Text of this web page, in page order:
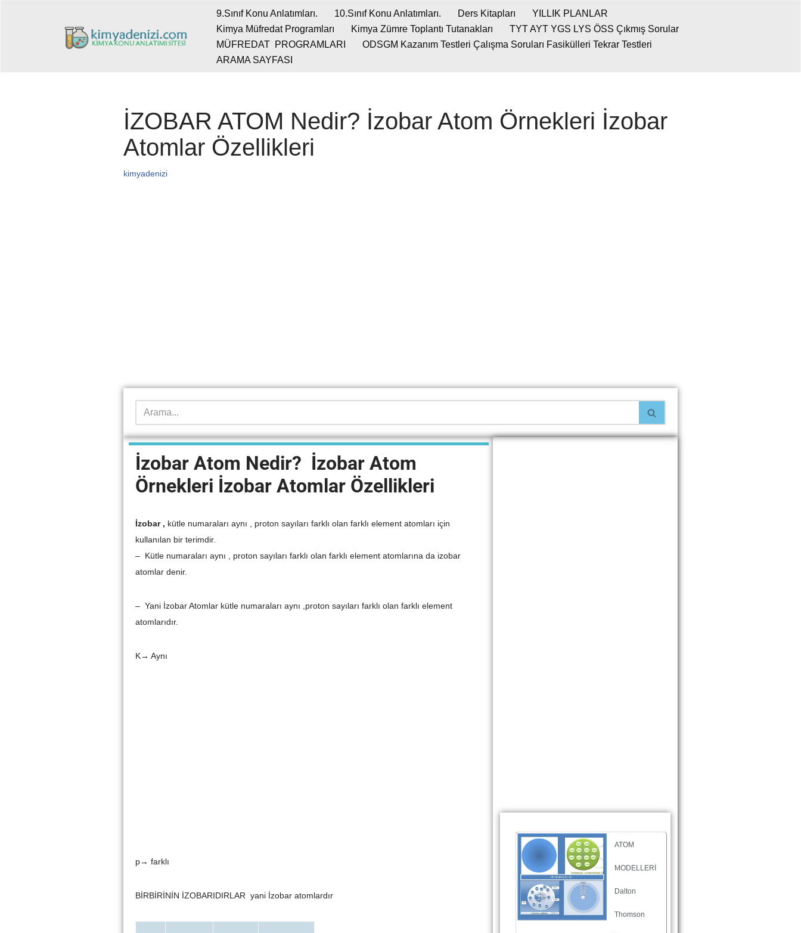
9.Sınıf Konu Anlatımları. 10.Sınıf Konu Anlatımları. Ders Kitapları
YILLIK PLANLAR
Kimya Müfredat Programları
Kimya Zümre Toplantı Tutanakları
TYT AYT YGS LYS ÖSS Çıkmış Sorular
MÜFREDAT PROGRAMLARI
ODSGM Kazanım Testleri Çalışma Soruları Fasikülleri Tekrar Testleri
ARAMA SAYFASI
İZOBAR ATOM Nedir? İzobar Atom Örnekleri İzobar
Atomlar Özellikleri
kimyadenizi
İzobar Atom Nedir? İzobar Atom
Örnekleri İzobar Atomlar Özellikleri
İzobar , kütle numaraları aynı , proton sayıları farklı olan farklı element atomları için
kullanılan bir terimdir.
– Kütle numaraları aynı , proton sayıları farklı olan farklı element atomlarına da izobar
atomlar denir.
– Yani İzobar Atomlar kütle numaraları aynı ,proton sayıları farklı olan farklı element
atomlarıdır.
K→ Aynı
p→ farklı
BİRBİRİNİN İZOBARIDIRLAR yani İzobar atomlardır
ATOM
MODELLERİ
Dalton
Thomson